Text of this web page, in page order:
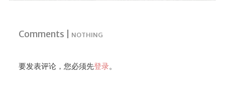
Comments | NOTHING
要发表评论，您必须先登录。